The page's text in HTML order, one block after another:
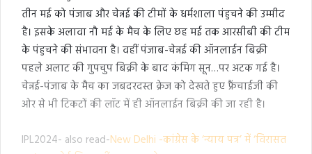
तीन मई को पंजाब और चेन्नई की टीमों के धर्मशाला पंहुचने की उम्मीद
है। इसके अलावा नौ मई के मैच के लिए छह मई तक आरसीबी की टीम
के पंहुचने की संभावना है। वहीं पंजाब-चेन्नई की ऑनलाईन बिक्री
पहले अलाट की गुपचुप बिक्री के बाद कंमिग सून…पर अटक गई है।
चेन्नई-पंजाब के मैच का जबदरदस्त क्रेज को देखते हुए फ्रैंचाईजी की
ओर से भी टिकटों की लॉट में ही ऑनलाईन बिक्री की जा रही है।
IPL2024- also read-New Delhi -कांग्रेस के ‘न्याय पत्र’ में ‘विरासत